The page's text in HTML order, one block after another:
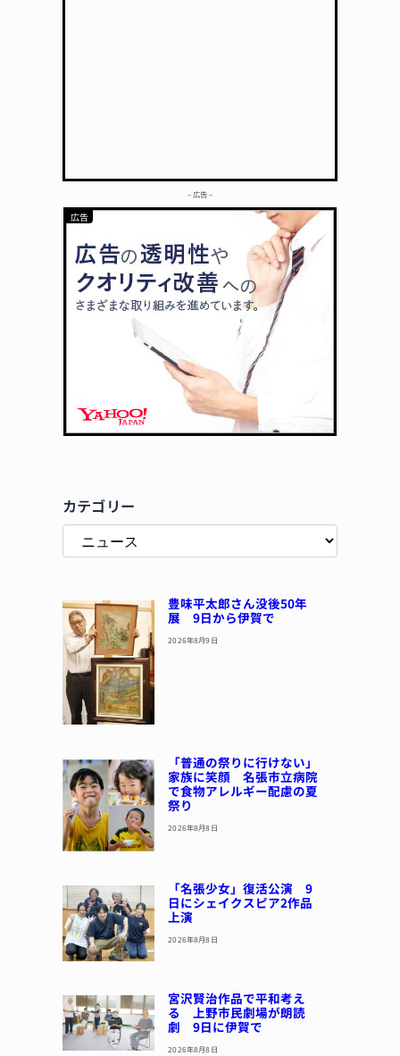
– 広告 –
カテゴリー
豊味平太郎さん没後50年
展 9日から伊賀で
2026年8月9日
「普通の祭りに行けない」
家族に笑顔 名張市立病院
で食物アレルギー配慮の夏
祭り
2026年8月8日
「名張少女」復活公演 9
日にシェイクスピア2作品
上演
2026年8月8日
宮沢賢治作品で平和考え
る 上野市民劇場が朗読
劇 9日に伊賀で
2026年8月8日